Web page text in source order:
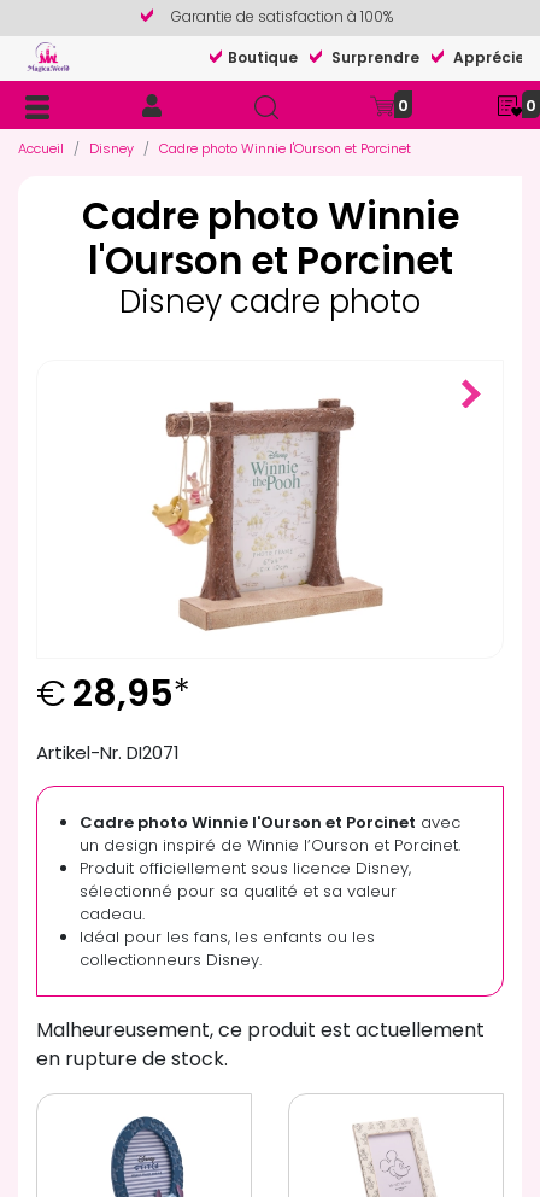
Garantie de satisfaction à 100%
Boutique
Surprendre Apprécier
0 0
Accueil Disney Cadre photo Winnie l'Ourson et Porcinet
Cadre photo Winnie
l'Ourson et Porcinet
Disney cadre photo
€28,95*
Artikel-Nr. DI2071
Cadre photo Winnie l'Ourson et Porcinet avec
un design inspiré de Winnie l’Ourson et Porcinet.
Produit officiellement sous licence Disney,
sélectionné pour sa qualité et sa valeur
cadeau.
Idéal pour les fans, les enfants ou les
collectionneurs Disney.
Malheureusement, ce produit est actuellement
en rupture de stock.